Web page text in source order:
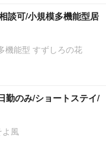
談可/小規模多機能型居
機能型 すずしろの花
勤のみ/ショートステイ/
風